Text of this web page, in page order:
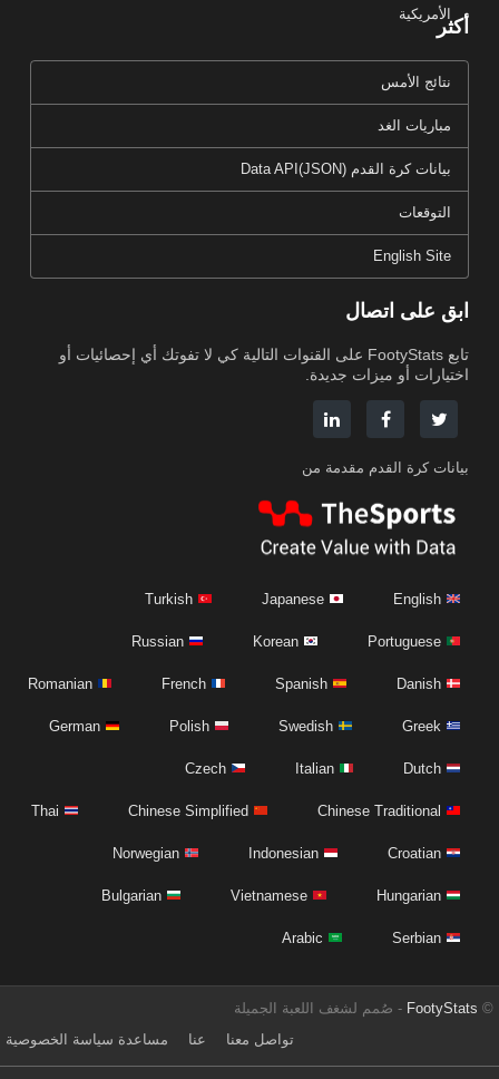
الأمريكية
أكثر
نتائج الأمس
مباريات الغد
بيانات كرة القدم Data API(JSON)
التوقعات
English Site
ابق على اتصال
تابع FootyStats على القنوات التالية كي لا تفوتك أي إحصائيات أو
اختيارات أو ميزات جديدة.
بيانات كرة القدم مقدمة من
English
Japanese
Turkish
Portuguese
Korean
Russian
Danish
Spanish
French
Romanian
Greek
Swedish
Polish
German
Dutch
Italian
Czech
Chinese Traditional
Chinese Simplified
Thai
Croatian
Indonesian
Norwegian
Hungarian
Vietnamese
Bulgarian
Serbian
Arabic
©
FootyStats - صُمم لشغف اللعبة الجميلة
تواصل معنا
عنا مساعدة سياسة الخصوصية